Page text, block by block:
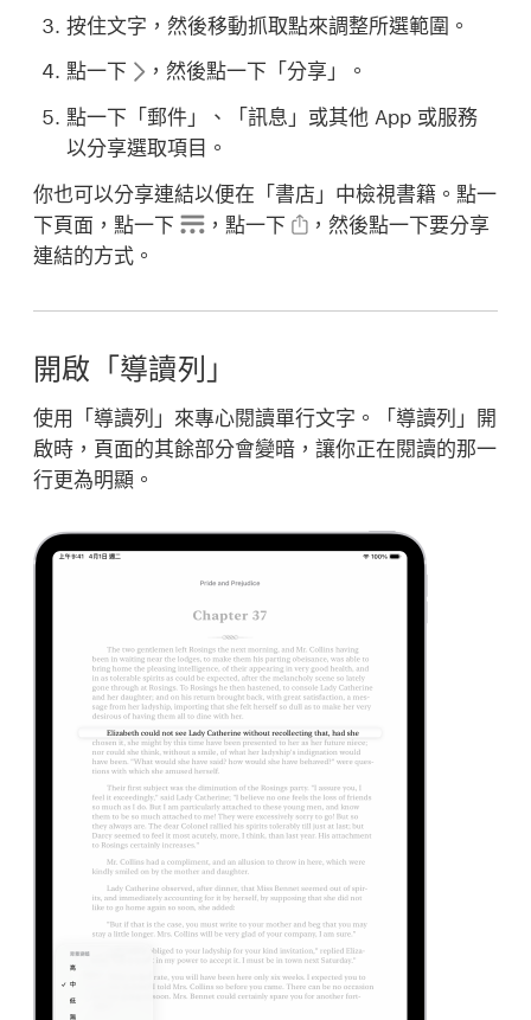
按住文字，然後移動抓取點來調整所選範圍。
點一下
，然後點一下「分享」。
點一下「郵件」、「訊息」或其他 App 或服務
以分享選取項目。
你也可以分享連結以便在「書店」中檢視書籍。點一
下頁面，點一下
，點一下
，然後點一下要分享
連結的方式。
開啟「導讀列」
使用「導讀列」來專心閱讀單行文字。「導讀列」開
啟時，頁面的其餘部分會變暗，讓你正在閱讀的那一
行更為明顯。